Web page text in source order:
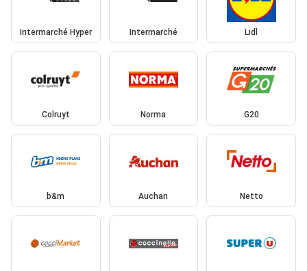
Intermarché Hyper Intermarché Lidl
Colruyt Norma G20
b&m Auchan Netto